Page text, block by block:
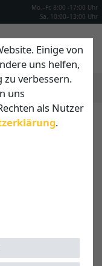
Mo.–Fr. 8:00 -17:00 Uhr
Sa. 10:00–13:00 Uhr
Einige von
uns helfen,
zu verbessern.
uns
als Nutzer
.